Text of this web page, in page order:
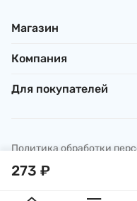
273 ₽
Магазин
Компания
Для покупателей
Политика обработки